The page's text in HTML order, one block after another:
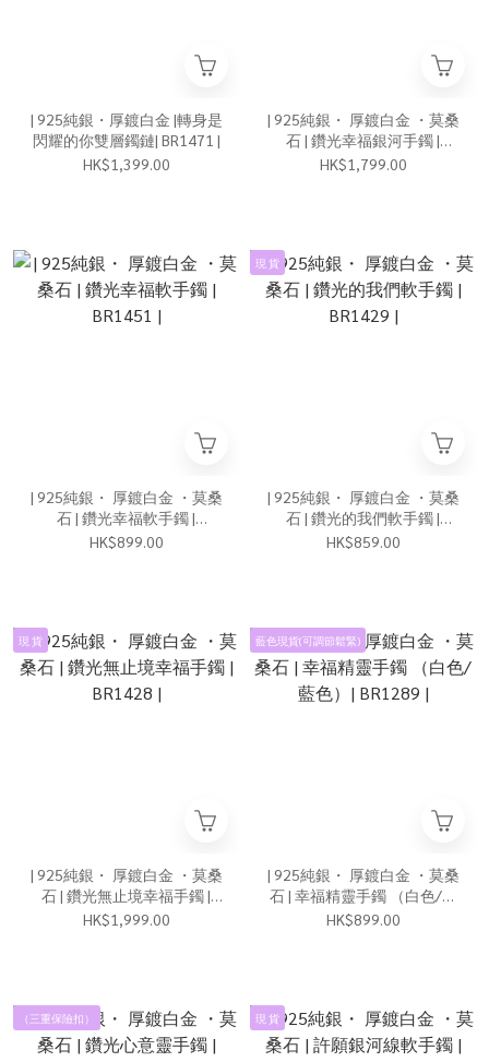
| 925純銀・厚鍍白金 |轉身是
閃耀的你雙層鐲鏈| BR1471 |
HK$1,399.00
| 925純銀・ 厚鍍白金 ・莫桑
石 | 鑽光幸福銀河手鐲 |
BR1460 |
HK$1,799.00
| 925純銀・ 厚鍍白金 ・莫桑
石 | 鑽光幸福軟手鐲 |
BR1451 |
HK$899.00
現 貨
| 925純銀・ 厚鍍白金 ・莫桑
石 | 鑽光的我們軟手鐲 |
BR1429 |
HK$859.00
現 貨
| 925純銀・ 厚鍍白金 ・莫桑
石 | 鑽光無止境幸福手鐲 |
BR1428 |
HK$1,999.00
藍色現貨(可調節鬆緊)
| 925純銀・ 厚鍍白金 ・莫桑
石 | 幸福精靈手鐲 （白色/藍
色）| BR1289 |
HK$899.00
（三重保險扣） 現 貨